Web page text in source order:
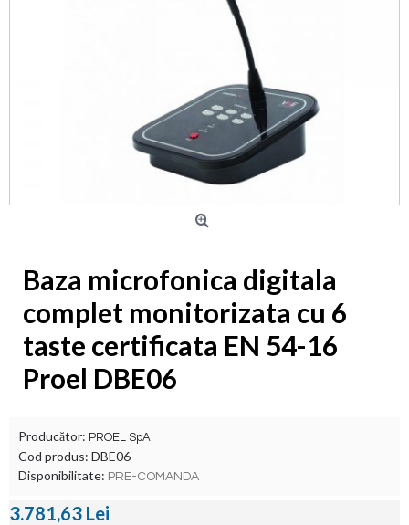
Baza microfonica digitala
complet monitorizata cu 6
taste certificata EN 54-16
Proel DBE06
Producător: PROEL SpA
Cod produs: DBE06
Disponibilitate: PRE-COMANDA
3.781,63 Lei